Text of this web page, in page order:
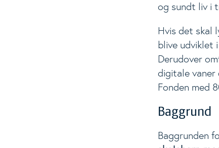
og sundt liv i
Hvis det skal
blive udviklet
Derudover
digitale vaner
Fonden med
Baggrund
Baggrunden